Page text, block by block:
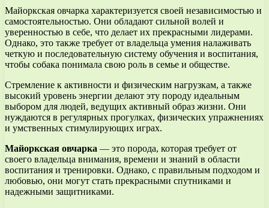
Майоркская овчарка характеризуется своей независимостью и
самостоятельностью. Они обладают сильной волей и
уверенностью в себе, что делает их прекрасными лидерами.
Однако, это также требует от владельца умения налаживать
четкую и последовательную систему обучения и воспитания,
чтобы собака понимала свою роль в семье и обществе.
Стремление к активности и физическим нагрузкам, а также
высокий уровень энергии делают эту породу идеальным
выбором для людей, ведущих активный образ жизни. Они
нуждаются в регулярных прогулках, физических упражнениях
и умственных стимулирующих играх.
Майоркская овчарка — это порода, которая требует от
своего владельца внимания, времени и знаний в области
воспитания и тренировки. Однако, с правильным подходом и
любовью, они могут стать прекрасными спутниками и
надежными защитниками.